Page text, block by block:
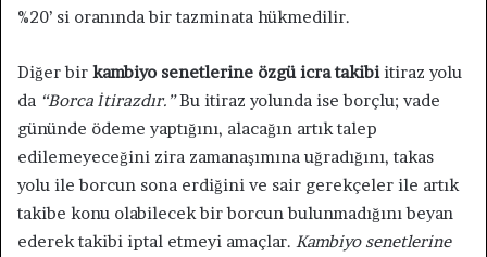
%20’ si oranında bir tazminata hükmedilir.
Diğer bir kambiyo senetlerine özgü icra takibi itiraz yolu
da “Borca İtirazdır.”Bu itiraz yolunda ise borçlu; vade
gününde ödeme yaptığını, alacağın artık talep
edilemeyeceğini zira zamanaşımına uğradığını, takas
yolu ile borcun sona erdiğini ve sair gerekçeler ile artık
takibe konu olabilecek bir borcun bulunmadığını beyan
ederek takibi iptal etmeyi amaçlar. Kambiyo senetlerine